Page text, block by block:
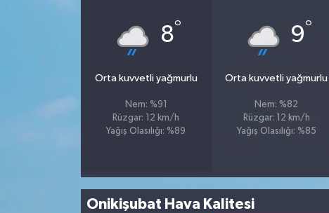
8°
Orta kuvvetli yağmurlu
Nem: %91
Rüzgar: 12 km/h
Yağış Olasılığı: %89
9°
Orta kuvvetli yağmurlu
Nem: %82
Rüzgar: 12 km/h
Yağış Olasılığı: %85
Onikişubat Hava Kalitesi